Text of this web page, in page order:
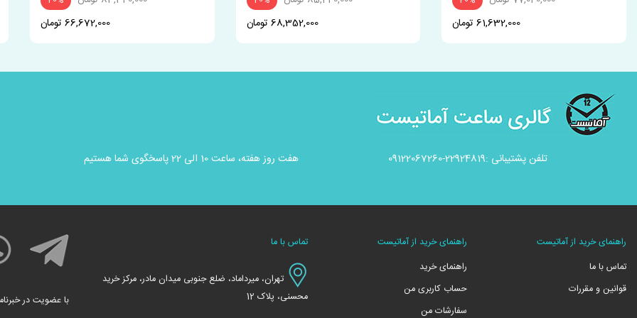
61,632,000 تومان 68,352,000 تومان 66,672,000 تومان
تلفن پشتیبانی :22924819-09122067260 هفت روز هفته، ساعت 10 الی 22 پاسخگوی شما هستیم
راهنمای خرید از آماتیست
تماس با ما
قوانین و مقررات
راهنمای خرید از آماتیست
راهنمای خرید
حساب کاربری من
سفارشات من
تماس با ما
تهران، میرداماد، ضلع جنوبی میدان مادر، مرکز خرید
محسنی، پلاک 12
با عضویت در